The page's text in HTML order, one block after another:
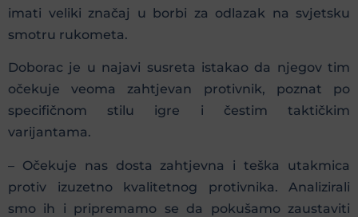
imati veliki značaj u borbi za odlazak na svjetsku
smotru rukometa.
Doborac je u najavi susreta istakao da njegov tim
očekuje veoma zahtjevan protivnik, poznat po
specifičnom stilu igre i čestim taktičkim
varijantama.
– Očekuje nas dosta zahtjevna i teška utakmica
protiv izuzetno kvalitetnog protivnika. Analizirali
smo ih i pripremamo se da pokušamo zaustaviti